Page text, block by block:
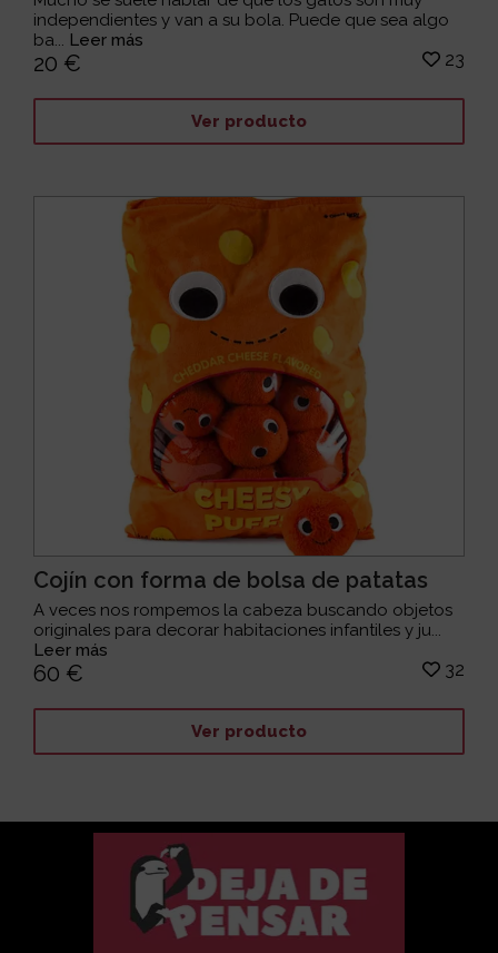
independientes y van a su bola. Puede que sea algo
ba... Leer más
20 € 23
Ver producto
Cojín con forma de bolsa de patatas
A veces nos rompemos la cabeza buscando objetos
originales para decorar habitaciones infantiles y ju...
Leer más
60 € 32
Ver producto